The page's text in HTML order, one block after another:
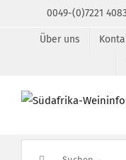
0049-(0)7221
Über uns